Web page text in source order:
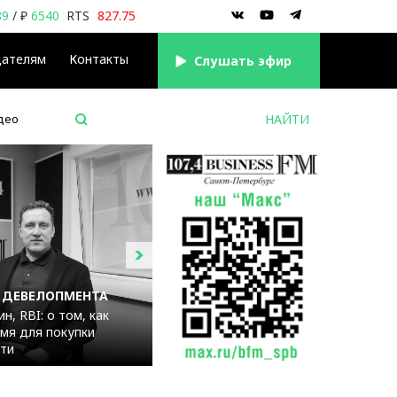
Контакты Cлушать эфир
/ ₽ 6540 RTS 827.75
ДЕВЕЛОПМЕНТА
RBI: о том, как
для покупки